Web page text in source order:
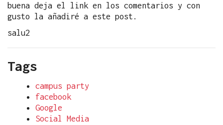
buena deja el link en los comentarios y con
gusto la añadiré a este post.
salu2
Tags
campus party
facebook
Google
Social Media